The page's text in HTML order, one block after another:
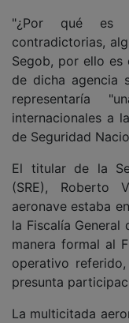
"¿Por qué es
contradictorias,
Segob, por ello
de dicha agencia
representaría
internacionales a
de Seguridad
El titular de la
(SRE), Roberto
aeronave estaba
la Fiscalía General
manera formal al
operativo
presunta
La multicitada